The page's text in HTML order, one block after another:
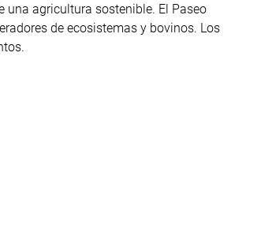
una agricultura sostenible. El Paseo
de ecosistemas y bovinos. Los